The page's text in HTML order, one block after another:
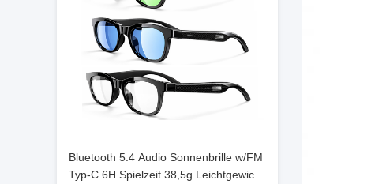
Bluetooth 5.4 Audio Sonnenbrille w/FM
Typ-C 6H Spielzeit 38,5g Leichtgewicht